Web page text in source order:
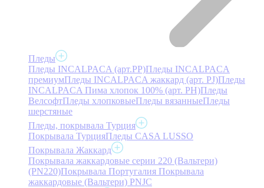
Пледы
Пледы INCALPACA (арт.PP)Пледы INCALPACA
премиумПледы INCALPACA жаккард (арт. PJ)Пледы
INCALPACA Пима хлопок 100% (арт. PH)Пледы
ВелсофтПледы хлопковыеПледы вязанныеПледы
шерстяные
Пледы, покрывала Турция
Покрывала ТурцияПледы CASA LUSSO
Покрывала Жаккард
Покрывала жаккардовые серии 220 (Вальтери)
(PN220)Покрывала Португалия Покрывала
жаккардовые (Вальтери) PNJC